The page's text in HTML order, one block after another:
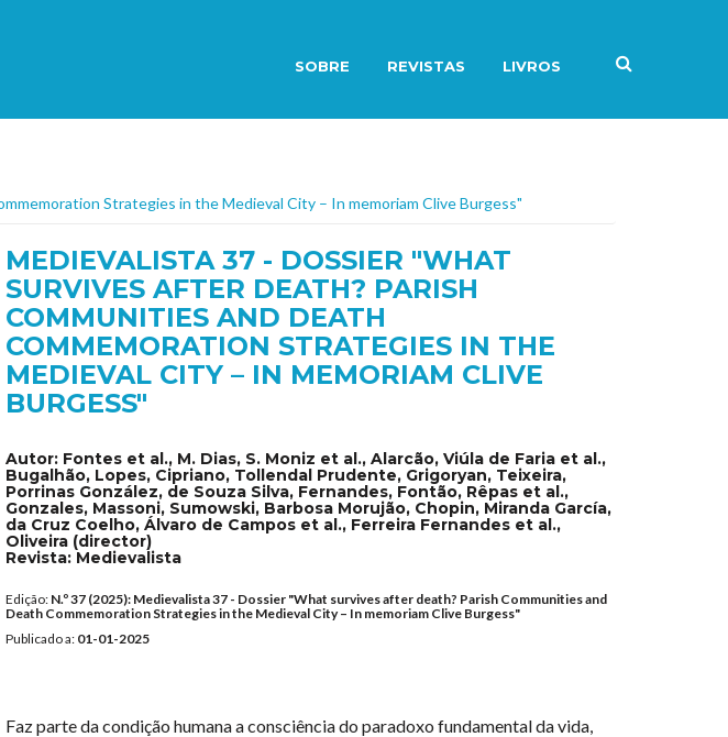
SOBRE REVISTAS LIVROS
Strategies in the Medieval City – In memoriam Clive Burgess"
MEDIEVALISTA 37 - DOSSIER "WHAT
SURVIVES AFTER DEATH? PARISH
COMMUNITIES AND DEATH
COMMEMORATION STRATEGIES IN THE
MEDIEVAL CITY – IN MEMORIAM CLIVE
BURGESS"
Autor: Fontes et al., M. Dias, S. Moniz et al., Alarcão, Viúla de Faria et al.,
Bugalhão, Lopes, Cipriano, Tollendal Prudente, Grigoryan, Teixeira,
Porrinas González, de Souza Silva, Fernandes, Fontão, Rêpas et al.,
Gonzales, Massoni, Sumowski, Barbosa Morujão, Chopin, Miranda García,
da Cruz Coelho, Álvaro de Campos et al., Ferreira Fernandes et al.,
Oliveira (director)
Revista: Medievalista
Edição: N.º 37 (2025): Medievalista 37 - Dossier "What survives after death? Parish Communities and
Death Commemoration Strategies in the Medieval City – In memoriam Clive Burgess"
Publicado a: 01-01-2025
Faz parte da condição humana a consciência do paradoxo fundamental da vida,